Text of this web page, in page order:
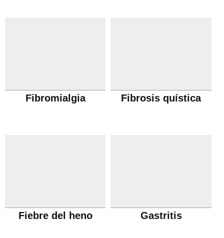
Fibromialgia Fibrosis quística
Fiebre del heno Gastritis